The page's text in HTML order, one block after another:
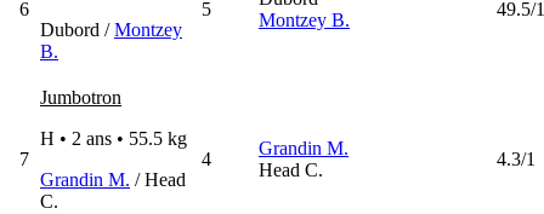
6
Dubord /Montzey
B.
5
Montzey B.
49.5/1
7
Jumbotron
H • 2 ans • 55.5 kg
Grandin M. / Head
C.
4
Grandin M.
Head C.
4.3/1